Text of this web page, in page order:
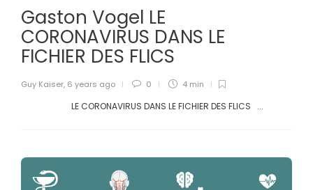
Gaston Vogel LE
CORONAVIRUS DANS LE
FICHIER DES FLICS
Guy Kaiser, 6 years ago 0 4 min
LE CORONAVIRUS DANS LE FICHIER DES FLICS ...